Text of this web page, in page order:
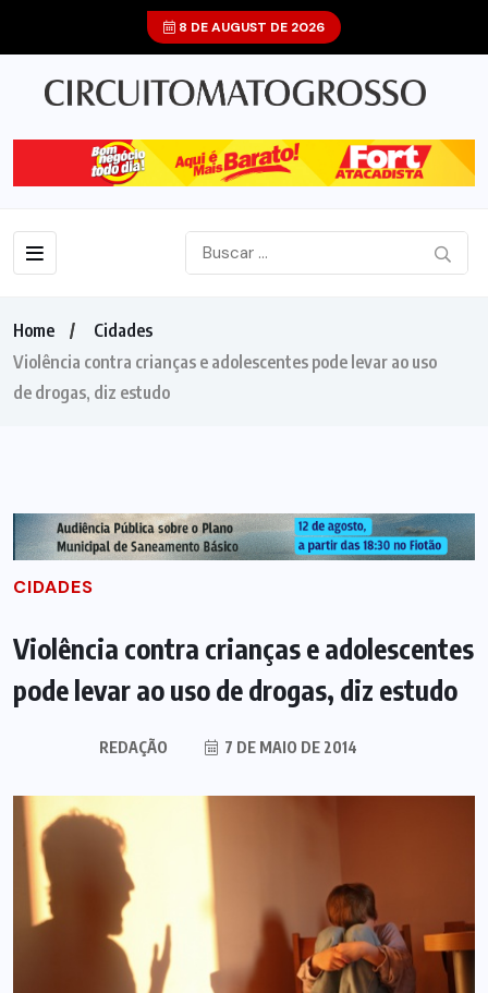
8 DE AUGUST DE 2026
Home
Cidades
Violência contra crianças e adolescentes pode levar ao uso
de drogas, diz estudo
CIDADES
Violência contra crianças e adolescentes
pode levar ao uso de drogas, diz estudo
REDAÇÃO 7 DE MAIO DE 2014